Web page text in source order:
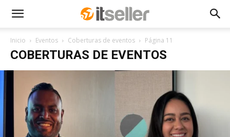
Inicio Eventos Coberturas de eventos Página 11
COBERTURAS DE EVENTOS